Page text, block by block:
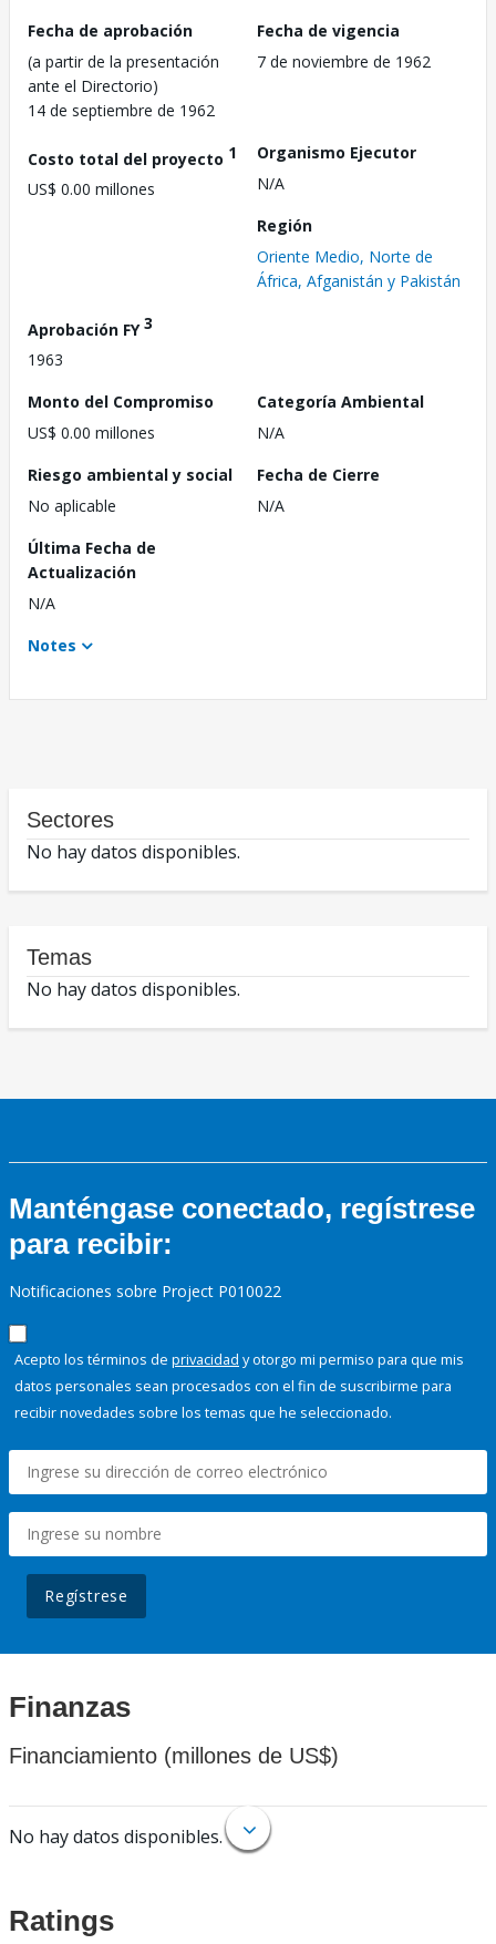
Fecha de aprobación
(a partir de la presentación
ante el Directorio)
14 de septiembre de 1962
Fecha de vigencia
7 de noviembre de 1962
Costo total del proyecto 1
US$ 0.00 millones
Organismo Ejecutor
N/A
Región
Oriente Medio, Norte de
África, Afganistán y Pakistán
Aprobación FY3
1963
Monto del Compromiso
US$ 0.00 millones
Categoría Ambiental
N/A
Riesgo ambiental y social
No aplicable
Fecha de Cierre
N/A
Última Fecha de
Actualización
N/A
Notes
Sectores
No hay datos disponibles.
Temas
No hay datos disponibles.
Manténgase conectado, regístrese
para recibir:
Notificaciones sobre Project P010022
Acepto los términos de privacidad y otorgo mi permiso para que mis
datos personales sean procesados con el fin de suscribirme para
recibir novedades sobre los temas que he seleccionado.
Regístrese
Finanzas
Financiamiento (millones de US$)
No hay datos disponibles.
Ratings